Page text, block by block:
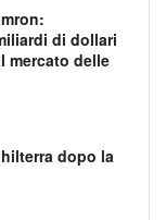
di dollari
mercato delle
dopo la